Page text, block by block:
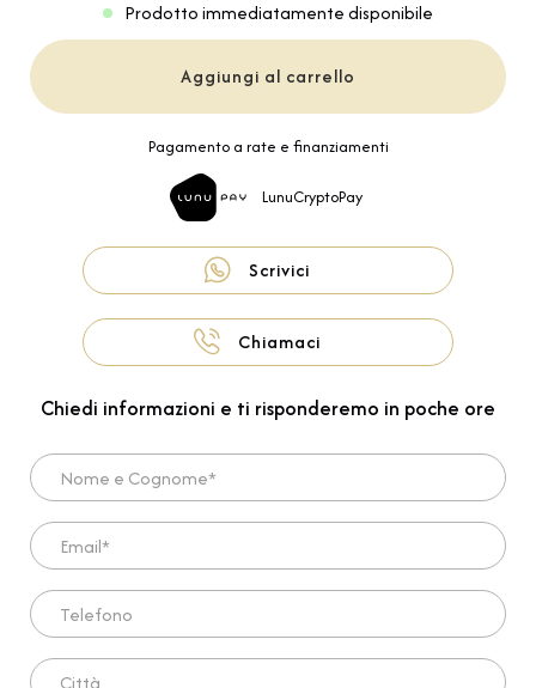
Prodotto immediatamente disponibile
Aggiungi al carrello
Pagamento a rate e finanziamenti
LunuCryptoPay
Scrivici
Chiamaci
Chiedi informazioni e ti risponderemo in poche ore
Nome e Cognome*
Email*
Telefono
Città